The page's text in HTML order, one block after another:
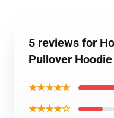
5 reviews for
Pullover Hoodie
★★★★★
★★★★☆